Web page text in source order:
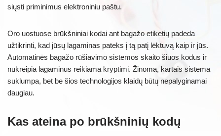
siųsti priminimus elektroniniu paštu.
Oro uostuose brūkšniniai kodai ant bagažo etiketių padeda
užtikrinti, kad jūsų lagaminas pateks į tą patį lėktuvą kaip ir jūs.
Automatinės bagažo rūšiavimo sistemos skaito šiuos kodus ir
nukreipia lagaminus reikiama kryptimi. Žinoma, kartais sistema
suklumpa, bet be šios technologijos klaidų būtų nepalyginamai
daugiau.
Kas ateina po brūkšninių kodų